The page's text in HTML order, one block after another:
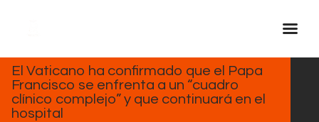
Inicio Real FM
Streaming
17, 2025
El Vaticano ha confirmado que el Papa
Francisco se enfrenta a un “cuadro
clínico complejo” y que continuará en el
hospital